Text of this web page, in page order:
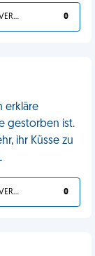
DU HAST ES VERDIENT 0
erkläre
gestorben ist.
ihr Küsse zu
DU HAST ES VERDIENT 0